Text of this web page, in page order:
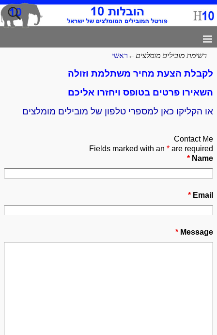
רשימת מובילים מומלצים← ראשי
לקבלת הצעת מחיר משתלמת וזולה
השאירו פרטים בטופס ויחזרו אליכם
או הקליקו כאן למספרי טלפון של מובילים מומלצים
Contact Me
Fields marked with an * are required
Name
*
Email
*
Message
*